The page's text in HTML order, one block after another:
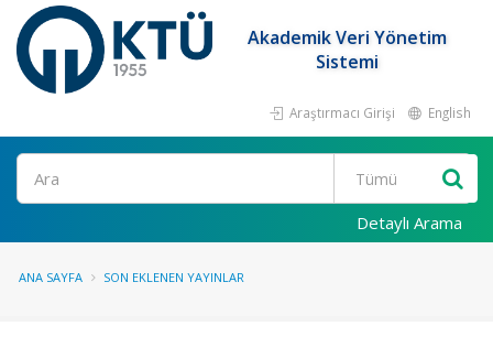
Akademik Veri Yönetim
Sistemi
Araştırmacı Girişi English
Ara
Detaylı Arama
ANA SAYFA SON EKLENEN YAYINLAR